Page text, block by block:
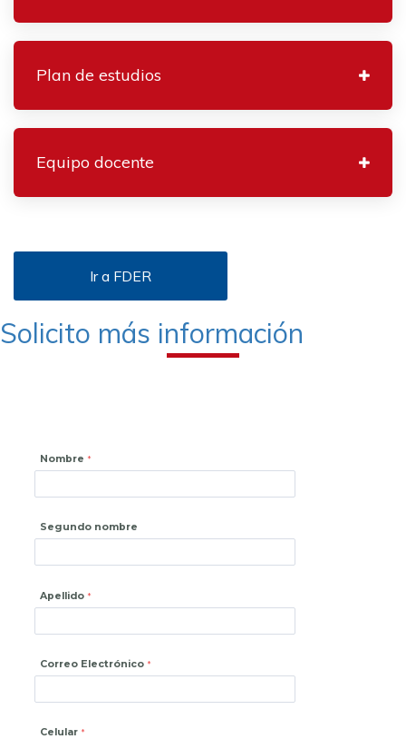
Plan de estudios
Equipo docente
Ir a FDER
Solicito más información
Nombre
Segundo nombre
Apellido
Correo Electrónico
Celular